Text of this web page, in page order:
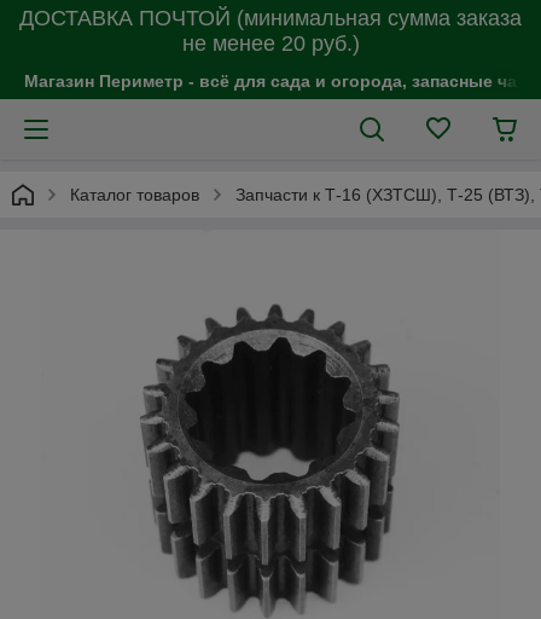
ДОСТАВКА ПОЧТОЙ (минимальная сумма заказа
не менее 20 руб.)
Магазин Периметр - всё для сада и огорода, запасные
Каталог товаров Запчасти к Т-16 (ХЗТСШ), Т-25